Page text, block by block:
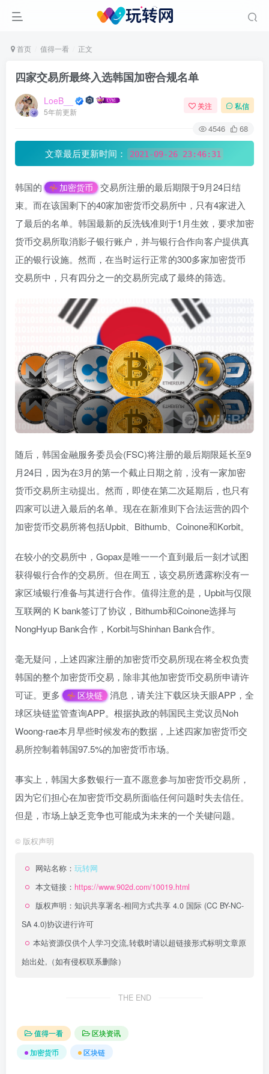
首页 值得一看 正文
四家交易所最终入选韩国加密合规名单
LoeB__
5年前更新
关注 私信
4546 68
文章最后更新时间： 2021-09-26 23:46:31
韩国的 加密货币
交易所注册的最后期限于9月24日结
束。而在该国剩下的40家加密货币交易所中，只有4家进入
了最后的名单。韩国最新的反洗钱准则于1月生效，要求加密
货币交易所取消影子银行账户，并与银行合作向客户提供真
正的银行设施。然而，在当时运行正常的300多家加密货币
交易所中，只有四分之一的交易所完成了最终的筛选。
随后，韩国金融服务委员会(FSC)将注册的最后期限延长至9
月24日，因为在3月的第一个截止日期之前，没有一家加密
货币交易所主动提出。然而，即使在第二次延期后，也只有
四家可以进入最后的名单。现在在新准则下合法运营的四个
加密货币交易所将包括Upbit、Bithumb、Coinone和Korbit。
在较小的交易所中，Gopax是唯一一个直到最后一刻才试图
获得银行合作的交易所。但在周五，该交易所透露称没有一
家区域银行准备与其进行合作。值得注意的是，Upbit与仅限
互联网的 K bank签订了协议，Bithumb和Coinone选择与
NongHyup Bank合作，Korbit与Shinhan Bank合作。
毫无疑问，上述四家注册的加密货币交易所现在将全权负责
韩国的整个加密货币交易，除非其他加密货币交易所申请许
可证。更多
区块链
消息，请关注下载区块天眼APP，全
球区块链监管查询APP。根据执政的韩国民主党议员Noh
Woong-rae本月早些时候发布的数据，上述四家加密货币交
易所控制着韩国97.5%的加密货币市场。
事实上，韩国大多数银行一直不愿意参与加密货币交易所，
因为它们担心在加密货币交易所面临任何问题时失去信任。
但是，市场上缺乏竞争也可能成为未来的一个关键问题。
© 版权声明
网站名称： 玩转网
本文链接： https://www.902d.com/10019.html
版权声明： 知识共享署名-相同方式共享 4.0 国际 (CC BY-NC-
SA 4.0)协议进行许可
本站资源仅供个人学习交流,转载时请以超链接形式标明文章原
始出处,（如有侵权联系删除）
THE END
值得一看
区块资讯
加密货币
区块链